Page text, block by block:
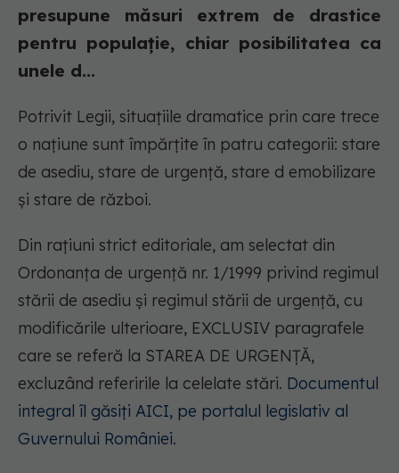
presupune măsuri extrem de drastice
pentru populație, chiar posibilitatea ca
unele d...
Potrivit Legii, situațiile dramatice prin care trece
o națiune sunt împărțite în patru categorii: stare
de asediu, stare de urgență, stare d emobilizare
și stare de război.
Din rațiuni strict editoriale, am selectat din
Ordonanța de urgență nr. 1/1999 privind regimul
stării de asediu și regimul stării de urgență, cu
modificările ulterioare, EXCLUSIV paragrafele
care se referă la STAREA DE URGENȚĂ,
excluzând referirile la celelate stări. Documentul
integral îl găsiți AICI, pe portalul legislativ al
Guvernului României.